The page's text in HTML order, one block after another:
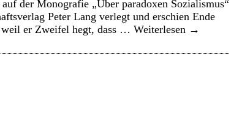
der Monografie „Über paradoxen Sozialismus“
Peter Lang verlegt und erschien Ende
weil er Zweifel hegt, dass … Weiterlesen →